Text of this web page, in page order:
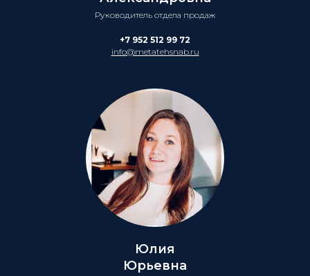
Руководитель отдела продаж
+7 952 512 99 72
info@metatehsnab.ru
Юлия
Юрьевна